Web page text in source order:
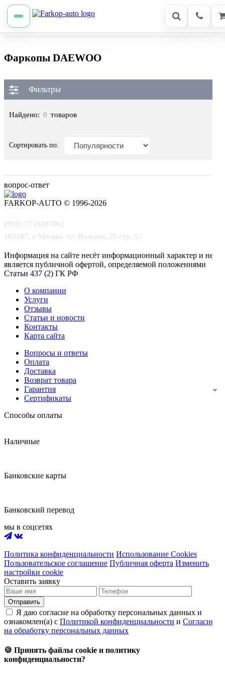
Фаркопы DAEWOO
Фильтры
Найдено: 0 товаров
Сортировать по:
вопрос-ответ
FARKOP-AUTO © 1996-2026
ИНН: 7716207062
105187, г. Москва, ул. Вольная, 35 стр. 13
Информация на сайте несёт информационный характер и не
является публичной офертой, определяемой положениями
Статьи 437 (2) ГК РФ
О компании
Услуги
Отзывы
Статьи и новости
Контакты
Карта сайта
Вопросы и ответы
Оплата
Доставка
Возврат товара
Гарантия
Сертификаты
Способы оплаты
Наличные
Банковские карты
Банковский перевод
мы в соцсетях
Политика конфиденциальности Использование Cookies
Пользовательское соглашение Публичная оферта Изменить
настройки cookie
Оставить заявку
Отправить
Я даю согласие на обработку персональных данных и
ознакомлен(а) с Политикой конфиденциальности и Согласием
на обработку персональных данных
🍪 Принять файлы cookie и политику
конфиденциальности?